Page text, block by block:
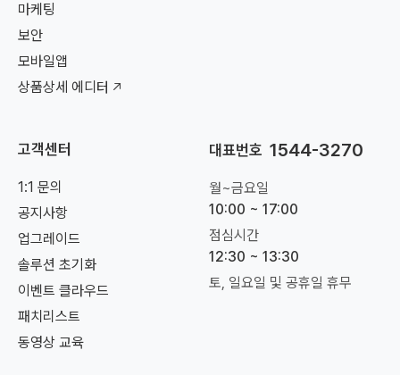
마케팅
보안
모바일앱
상품상세 에디터
고객센터
1:1 문의
공지사항
업그레이드
솔루션 초기화
이벤트 클라우드
패치리스트
동영상 교육
대표번호 1544-3270
월~금요일
10:00 ~ 17:00
점심시간
12:30 ~ 13:30
토, 일요일 및 공휴일 휴무